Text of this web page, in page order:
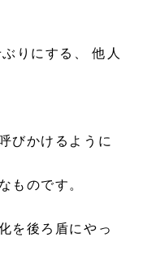
りにする、 他人
びかけるように
ものです。
を後ろ盾にやっ